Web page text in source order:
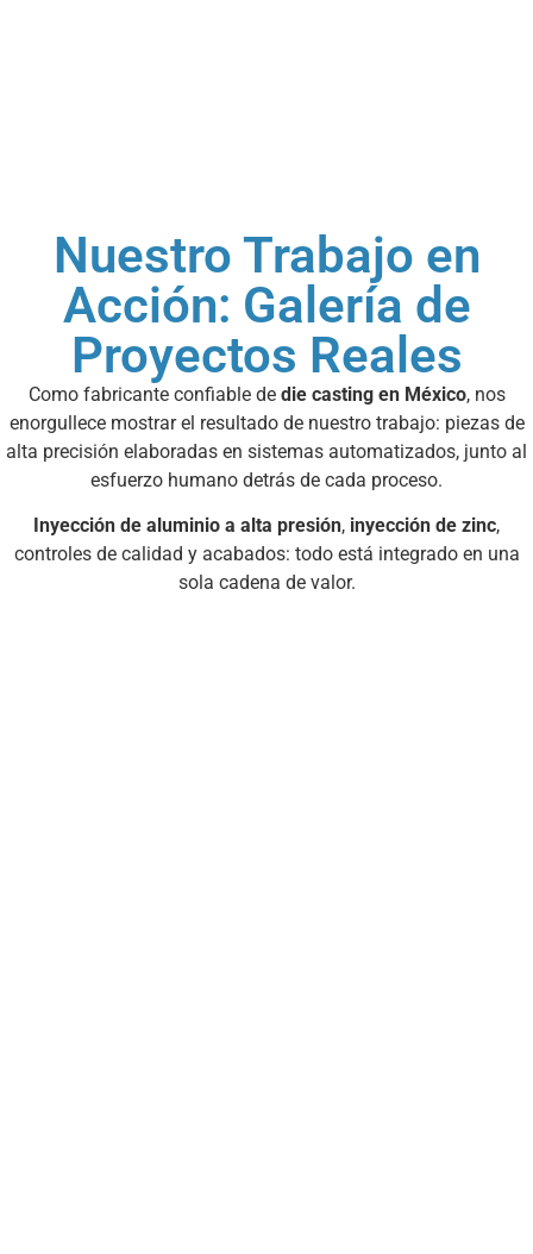
Nuestro Trabajo en
Acción: Galería de
Proyectos Reales
Como fabricante confiable de die casting en México, nos
enorgullece mostrar el resultado de nuestro trabajo: piezas de
alta precisión elaboradas en sistemas automatizados, junto al
esfuerzo humano detrás de cada proceso.
Inyección de aluminio a alta presión, inyección de zinc,
controles de calidad y acabados: todo está integrado en una
sola cadena de valor.